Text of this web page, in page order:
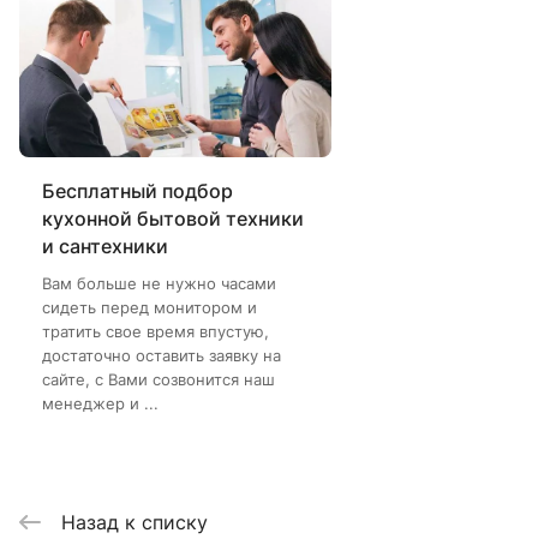
Бесплатный подбор
кухонной бытовой техники
и сантехники
Вам больше не нужно часами
сидеть перед монитором и
тратить свое время впустую,
достаточно оставить заявку на
сайте, с Вами созвонится наш
менеджер и ...
Назад к списку